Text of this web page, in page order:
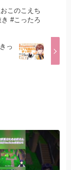
このこえち
#こったろ
っ